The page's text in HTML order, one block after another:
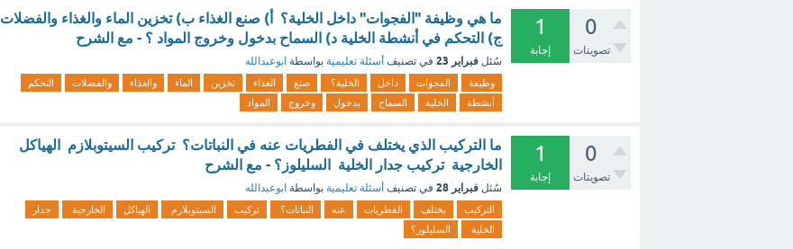
0
تصويتات
1
إجابة
ما هي وظيفة "الفجوات" داخل الخلية؟ أ) صنع الغذاء ب) تخزين الماء والغذاء والفضلات
ج) التحكم في أنشطة الخلية د) السماح بدخول وخروج المواد ؟ - مع الشرح
سُئل فبراير 23 في تصنيف أسئلة تعليمية بواسطة ابوعبدالله
وظيفة الفجوات داخل الخلية؟ صنع الغذاء تخزين الماء والغذاء والفضلات
التحكم
أنشطة
الخلية السماح بدخول وخروج المواد
0
تصويتات
1
إجابة
ما التركيب الذي يختلف في الفطريات عنه في النباتات؟ تركيب السيتوبلازم الهياكل
الخارجية تركيب جدار الخلية السليلوز؟ - مع الشرح
سُئل فبراير 28 في تصنيف أسئلة تعليمية بواسطة ابوعبدالله
التركيب يختلف الفطريات عنه النباتات؟ تركيب السيتوبلازم الهياكل الخارجية
جدار
الخلية
السليلوز؟